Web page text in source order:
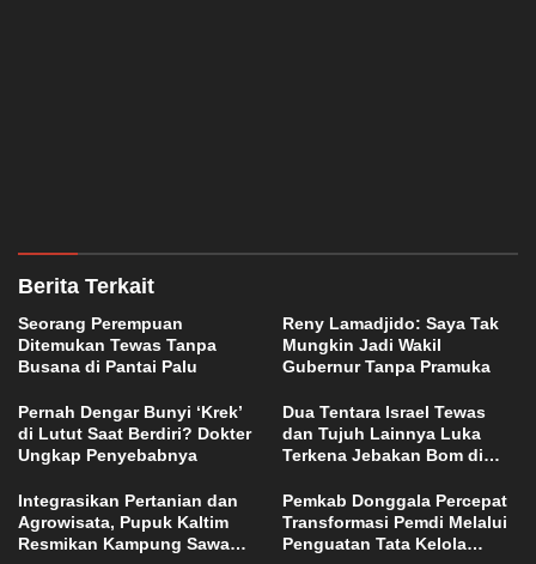
Berita Terkait
Seorang Perempuan
Ditemukan Tewas Tanpa
Busana di Pantai Palu
Reny Lamadjido: Saya Tak
Mungkin Jadi Wakil
Gubernur Tanpa Pramuka
Pernah Dengar Bunyi ‘Krek’
di Lutut Saat Berdiri? Dokter
Ungkap Penyebabnya
Dua Tentara Israel Tewas
dan Tujuh Lainnya Luka
Terkena Jebakan Bom di
Integrasikan Pertanian dan
Agrowisata, Pupuk Kaltim
Resmikan Kampung Sawah
Pemkab Donggala Percepat
Transformasi Pemdi Melalui
Penguatan Tata Kelola